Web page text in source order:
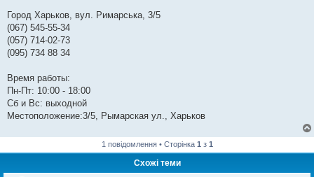
Город Харьков, вул. Римарська, 3/5
(067) 545-55-34
(057) 714-02-73
(095) 734 88 34
Время работы:
Пн-Пт: 10:00 - 18:00
Сб и Вс: выходной
Местоположение:3/5, Рымарская ул., Харьков
1 повідомлення • Сторінка 1 з 1
Схожі теми